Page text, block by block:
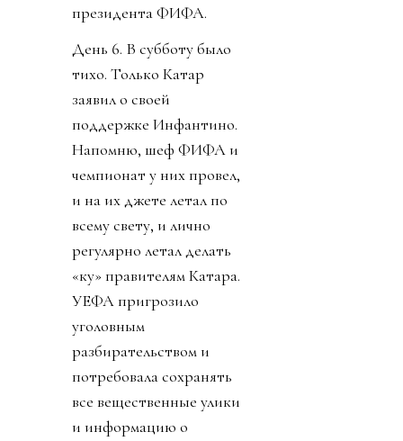
президента ФИФА.
День 6. В субботу было
тихо. Только Катар
заявил о своей
поддержке Инфантино.
Напомню, шеф ФИФА и
чемпионат у них провел,
и на их джете летал по
всему свету, и лично
регулярно летал делать
«ку» правителям Катара.
УЕФА пригрозило
уголовным
разбирательством и
потребовала сохранять
все вещественные улики
и информацию о